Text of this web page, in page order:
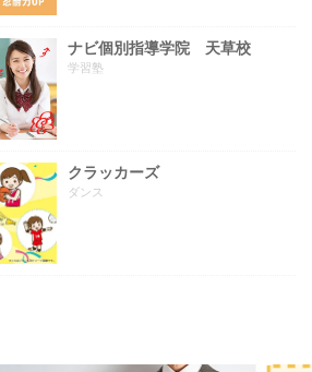
ナビ個別指導学院 天草校
学習塾
クラッカーズ
ダンス